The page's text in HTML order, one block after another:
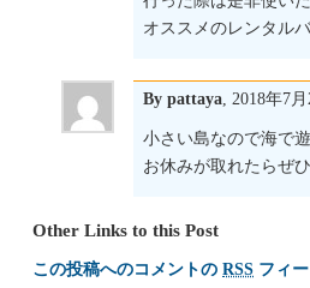
オススメのレンタル
By pattaya , 2018年7
小さい島なので海で
お休みが取れたらぜ
Other Links to this Post
この投稿へのコメントの RSS フィ